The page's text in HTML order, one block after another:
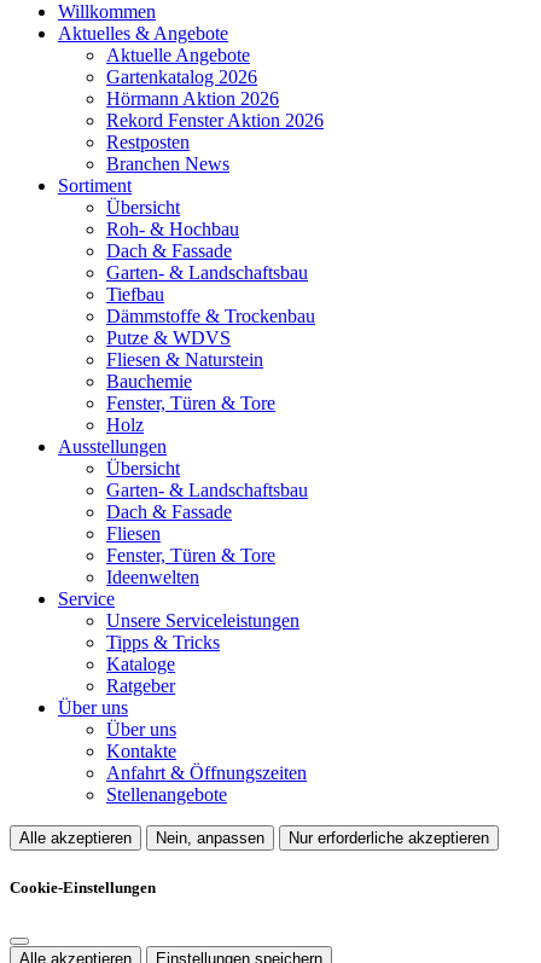
Willkommen
Aktuelles & Angebote
Aktuelle Angebote
Gartenkatalog 2026
Hörmann Aktion 2026
Rekord Fenster Aktion 2026
Restposten
Branchen News
Sortiment
Übersicht
Roh- & Hochbau
Dach & Fassade
Garten- & Landschaftsbau
Tiefbau
Dämmstoffe & Trockenbau
Putze & WDVS
Fliesen & Naturstein
Bauchemie
Fenster, Türen & Tore
Holz
Ausstellungen
Übersicht
Garten- & Landschaftsbau
Dach & Fassade
Fliesen
Fenster, Türen & Tore
Ideenwelten
Service
Unsere Serviceleistungen
Tipps & Tricks
Kataloge
Ratgeber
Über uns
Über uns
Kontakte
Anfahrt & Öffnungszeiten
Stellenangebote
Alle akzeptieren Nein, anpassen Nur erforderliche akzeptieren
Cookie-Einstellungen
Alle akzeptieren Einstellungen speichern